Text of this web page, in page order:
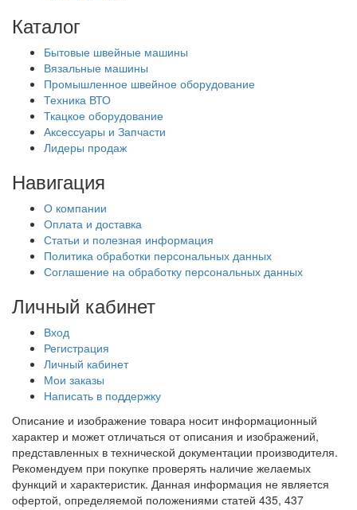
Каталог
Бытовые швейные машины
Вязальные машины
Промышленное швейное оборудование
Техника ВТО
Ткацкое оборудование
Аксессуары и Запчасти
Лидеры продаж
Навигация
О компании
Оплата и доставка
Статьи и полезная информация
Политика обработки персональных данных
Соглашение на обработку персональных данных
Личный кабинет
Вход
Регистрация
Личный кабинет
Мои заказы
Написать в поддержку
Описание и изображение товара носит информационный
характер и может отличаться от описания и изображений,
представленных в технической документации производителя.
Рекомендуем при покупке проверять наличие желаемых
функций и характеристик. Данная информация не является
офертой, определяемой положениями статей 435, 437